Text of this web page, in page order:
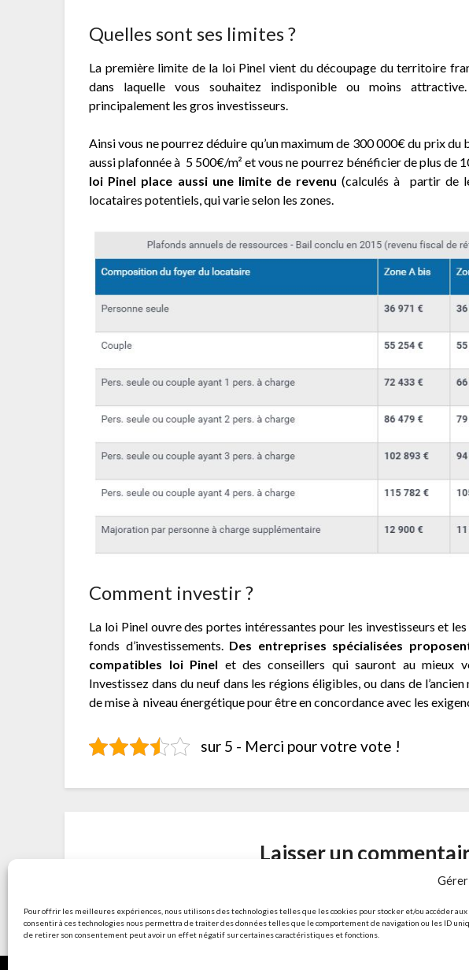
Pour offrir les meilleures expériences, nous utilisons des technologies telles que les cookies pour stocker et/ou accéder
consentir à ces technologies nous permettra de traiter des données telles que le comportement de navigation ou les ID
de retirer son consentement peut avoir un effet négatif sur certaines caractéristiques et fonctions.
Quelles sont ses limites ?
La première limite de la loi Pinel vient du découpage du territoire
dans laquelle vous souhaitez indisponible ou moins
principalement les gros investisseurs.
Ainsi vous ne pourrez déduire qu’un maximum de 300 000€ du prix du
aussi plafonnée à 5 500€/m² et vous ne pourrez bénéficier de plus de
loi Pinel place aussi une limite de revenu (calculés à partir de
locataires potentiels, qui varie selon les zones.
Comment investir ?
La loi Pinel ouvre des portes intéressantes pour les investisseurs et
fonds d’investissements. Des entreprises spécialisées
compatibles loi Pinel et des conseillers qui sauront au mieux
Investissez dans du neuf dans les régions éligibles, ou dans de
de mise à niveau énergétique pour être en concordance avec les
sur 5 - Merci pour votre vote !
Laisser un
pour publier un